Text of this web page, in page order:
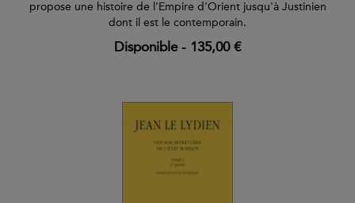
propose une histoire de l'Empire d'Orient jusqu'à Justinien
dont il est le contemporain.
Disponible- 135,00 €